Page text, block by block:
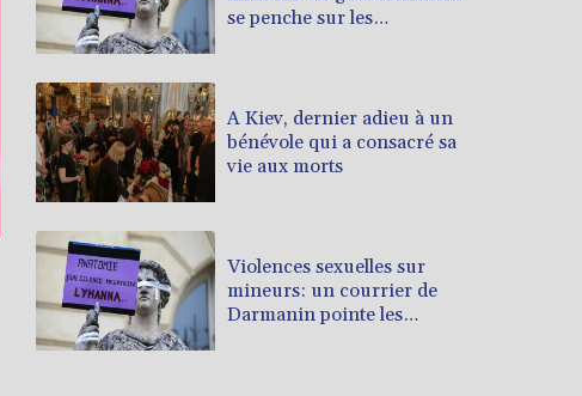
se penche sur les
A Kiev, dernier adieu à un
bénévole qui a consacré sa
vie aux morts
Violences sexuelles sur
mineurs: un courrier de
Darmanin pointe les